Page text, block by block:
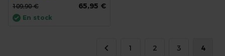
100%
65,95 €
109,90 €
En stock
Page
Page
1 Page
2 Page
3 Vous
4